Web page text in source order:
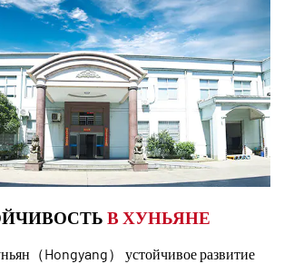
В ХУНЬЯНЕ
（Hongyang） устойчивое развитие